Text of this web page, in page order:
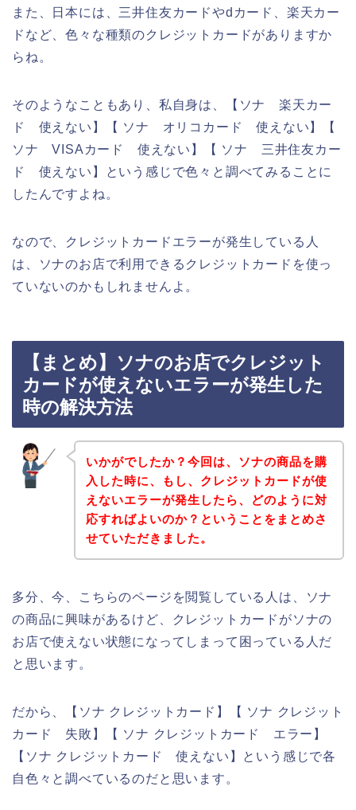
また、日本には、三井住友カードやdカード、楽天カー
ドなど、色々な種類のクレジットカードがありますか
らね。
そのようなこともあり、私自身は、【ソナ 楽天カー
ド 使えない】【 ソナ オリコカード 使えない】【
ソナ VISAカード 使えない】【 ソナ 三井住友カー
ド 使えない】という感じで色々と調べてみることに
したんですよね。
なので、クレジットカードエラーが発生している人
は、ソナのお店で利用できるクレジットカードを使っ
ていないのかもしれませんよ。
【まとめ】ソナのお店でクレジット
カードが使えないエラーが発生した
時の解決方法
いかがでしたか？今回は、ソナの商品を購
入した時に、もし、クレジットカードが使
えないエラーが発生したら、どのように対
応すればよいのか？ということをまとめさ
せていただきました。
多分、今、こちらのページを閲覧している人は、ソナ
の商品に興味があるけど、クレジットカードがソナの
お店で使えない状態になってしまって困っている人だ
と思います。
だから、【ソナ クレジットカード】【 ソナ クレジット
カード 失敗】【 ソナ クレジットカード エラー】
【ソナ クレジットカード 使えない】という感じで各
自色々と調べているのだと思います。